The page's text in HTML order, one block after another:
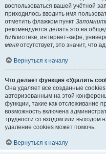
воспользоваться вашей учётной
приходилось вводить имя
отметить флажком пункт
рекомендуется делать это на
библиотеке, интернет-кафе,
меня отсутствует, это значит, что
Вернуться к началу
Что делает функция «Удалить
Она удаляет все созданные
авторизованным на этой
функции, такие как отслеживание
возможность включена
трудности со входом или выходом
удаление cookies может помочь.
Вернуться к началу